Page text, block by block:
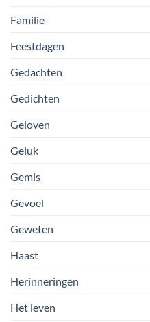
Familie
Feestdagen
Gedachten
Gedichten
Geloven
Geluk
Gemis
Gevoel
Geweten
Haast
Herinneringen
Het leven